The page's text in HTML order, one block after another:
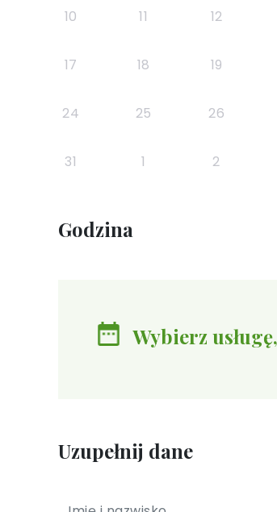
10 11 12
17 18 19
24 25 26
31 1 2
Godzina
Wybierz
Uzupełnij dane